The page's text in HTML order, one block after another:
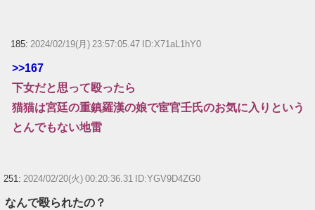
185: 2024/02/19(月) 23:57:05.47 ID:X71aL1hY0
>>167
下女だと思って殴ったら
猫猫は宮廷の重鎮羅漢の娘で宦官壬氏のお気に入りという
とんでもない地雷
251: 2024/02/20(火) 00:20:36.31 ID:YGV9D4ZG0
なんで殴られたの？